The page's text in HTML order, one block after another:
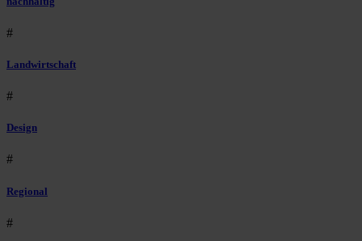
#
Landwirtschaft
#
Design
#
Regional
#